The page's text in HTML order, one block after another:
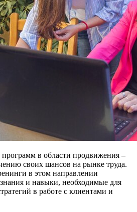
в области продвижения –
своих шансов на рынке труда.
в этом направлении
и навыки, необходимые для
в работе с клиентами и